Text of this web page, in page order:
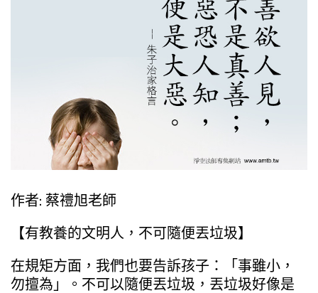
作者: 蔡禮旭老師
【有教養的文明人，不可隨便丟垃圾】
在規矩方面，我們也要告訴孩子：「事雖小，
勿擅為」。不可以隨便丟垃圾，丟垃圾好像是